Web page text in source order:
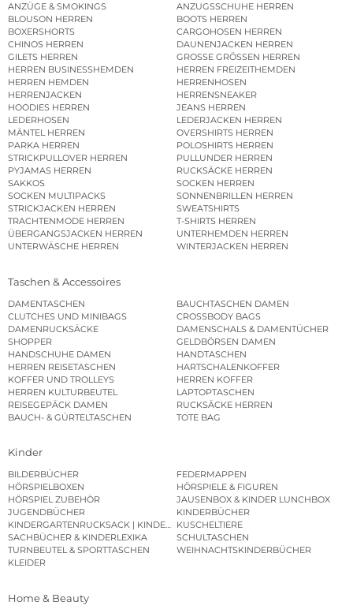
ANZÜGE & SMOKINGS
ANZUGSSCHUHE HERREN
BLOUSON HERREN
BOOTS HERREN
BOXERSHORTS
CARGOHOSEN HERREN
CHINOS HERREN
DAUNENJACKEN HERREN
GILETS HERREN
GROSSE GRÖSSEN HERREN
HERREN BUSINESSHEMDEN
HERREN FREIZEITHEMDEN
HERREN HEMDEN
HERRENHOSEN
HERRENJACKEN
HERRENSNEAKER
HOODIES HERREN
JEANS HERREN
LEDERHOSEN
LEDERJACKEN HERREN
MÄNTEL HERREN
OVERSHIRTS HERREN
PARKA HERREN
POLOSHIRTS HERREN
STRICKPULLOVER HERREN
PULLUNDER HERREN
PYJAMAS HERREN
RUCKSÄCKE HERREN
SAKKOS
SOCKEN HERREN
SOCKEN MULTIPACKS
SONNENBRILLEN HERREN
STRICKJACKEN HERREN
SWEATSHIRTS
TRACHTENMODE HERREN
T-SHIRTS HERREN
ÜBERGANGSJACKEN HERREN
UNTERHEMDEN HERREN
UNTERWÄSCHE HERREN
WINTERJACKEN HERREN
Taschen & Accessoires
DAMENTASCHEN
BAUCHTASCHEN DAMEN
CLUTCHES UND MINIBAGS
CROSSBODY BAGS
DAMENRUCKSÄCKE
DAMENSCHALS & DAMENTÜCHER
SHOPPER
GELDBÖRSEN DAMEN
HANDSCHUHE DAMEN
HANDTASCHEN
HERREN REISETASCHEN
HARTSCHALENKOFFER
KOFFER UND TROLLEYS
HERREN KOFFER
HERREN KULTURBEUTEL
LAPTOPTASCHEN
REISEGEPÄCK DAMEN
RUCKSÄCKE HERREN
BAUCH- & GÜRTELTASCHEN
TOTE BAG
Kinder
BILDERBÜCHER
FEDERMAPPEN
HÖRSPIELBOXEN
HÖRSPIELE & FIGUREN
HÖRSPIEL ZUBEHÖR
JAUSENBOX & KINDER LUNCHBOX
JUGENDBÜCHER
KINDERBÜCHER
KINDERGARTENRUCKSACK | KINDERGARTENBEUTEL
KUSCHELTIERE
SACHBÜCHER & KINDERLEXIKA
SCHULTASCHEN
TURNBEUTEL & SPORTTASCHEN
WEIHNACHTSKINDERBÜCHER
KLEIDER
Home & Beauty